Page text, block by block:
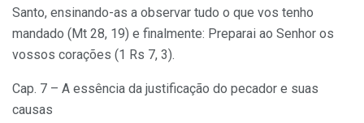
Santo, ensinando-as a observar tudo o que vos tenho
mandado (Mt 28, 19) e finalmente: Preparai ao Senhor os
vossos corações (1 Rs 7, 3).
Cap. 7 – A essência da justificação do pecador e suas
causas